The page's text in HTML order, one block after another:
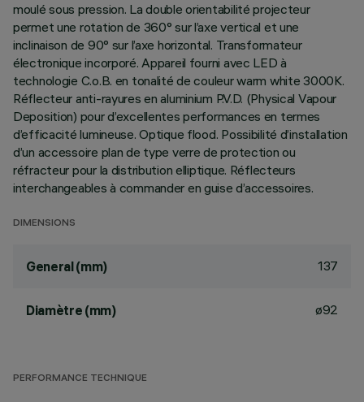
moulé sous pression. La double orientabilité projecteur
permet une rotation de 360° sur l’axe vertical et une
inclinaison de 90° sur l’axe horizontal. Transformateur
électronique incorporé. Appareil fourni avec LED à
technologie C.o.B. en tonalité de couleur warm white 3000K.
Réflecteur anti-rayures en aluminium P.V.D. (Physical Vapour
Deposition) pour d’excellentes performances en termes
d’efficacité lumineuse. Optique flood. Possibilité d’installation
d’un accessoire plan de type verre de protection ou
réfracteur pour la distribution elliptique. Réflecteurs
interchangeables à commander en guise d’accessoires.
DIMENSIONS
General (mm) 137
Diamètre (mm) ø92
PERFORMANCE TECHNIQUE